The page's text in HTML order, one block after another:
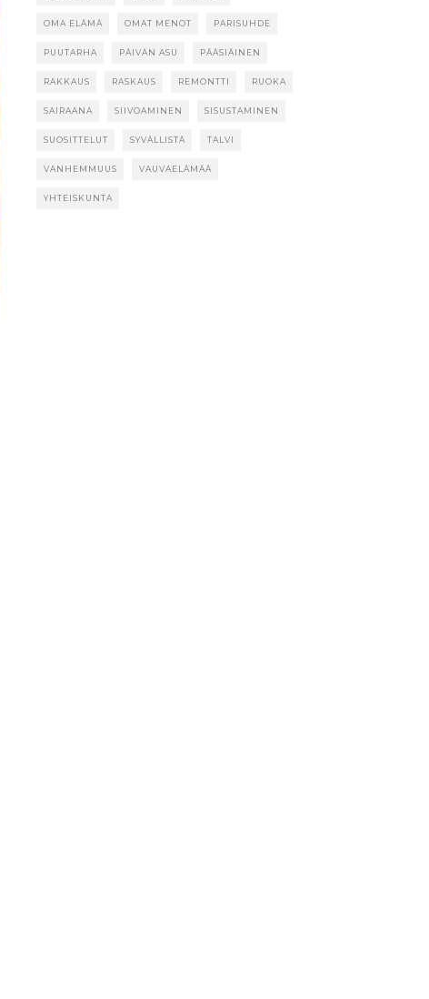
OMA ELÄMÄ OMAT MENOT PARISUHDE
PUUTARHA PÄIVÄN ASU PÄÄSIÄINEN
RAKKAUS RASKAUS REMONTTI RUOKA
SAIRAANA SIIVOAMINEN SISUSTAMINEN
SUOSITTELUT SYVÄLLISTÄ TALVI
VANHEMMUUS VAUVAELÄMÄÄ
YHTEISKUNTA